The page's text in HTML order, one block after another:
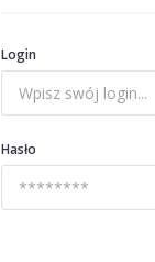
Login
Hasło